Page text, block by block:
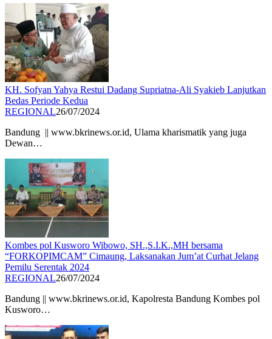
KH. Sofyan Yahya Restui Dadang Supriatna-Ali Syakieb Lanjutkan
Bedas Periode Kedua
REGIONAL26/07/2024
Bandung || www.bkrinews.or.id, Ulama kharismatik yang juga
Dewan…
Kombes pol Kusworo Wibowo, SH.,S.I.K.,MH bersama
“FORKOPIMCAM” Cimaung, Laksanakan Jum’at Curhat Jelang
Pemilu Serentak 2024
REGIONAL26/07/2024
Bandung || www.bkrinews.or.id, Kapolresta Bandung Kombes pol
Kusworo…